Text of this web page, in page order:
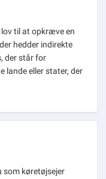
til at opkræve en
hedder indirekte
der står for
lande eller stater, der
køretøjsejer